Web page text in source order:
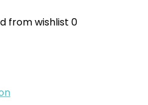
from wishlist 0